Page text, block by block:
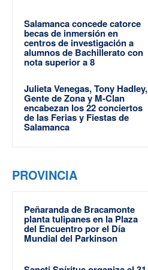
Salamanca concede catorce
becas de inmersión en
centros de investigación a
alumnos de Bachillerato con
nota superior a 8
Julieta Venegas, Tony Hadley,
Gente de Zona y M-Clan
encabezan los 22 conciertos
de las Ferias y Fiestas de
Salamanca
PROVINCIA
Peñaranda de Bracamonte
planta tulipanes en la Plaza
del Encuentro por el Día
Mundial del Parkinson